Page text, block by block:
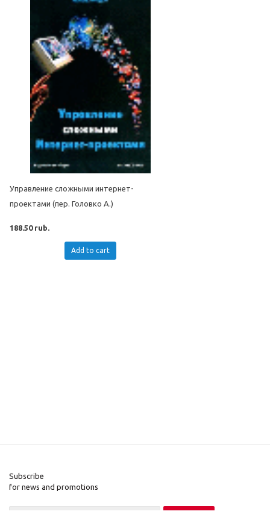
Управление сложными интернет-
проектами (пер. Головко А.)
188.50 rub.
Add to cart
Subscribe
for news and promotions